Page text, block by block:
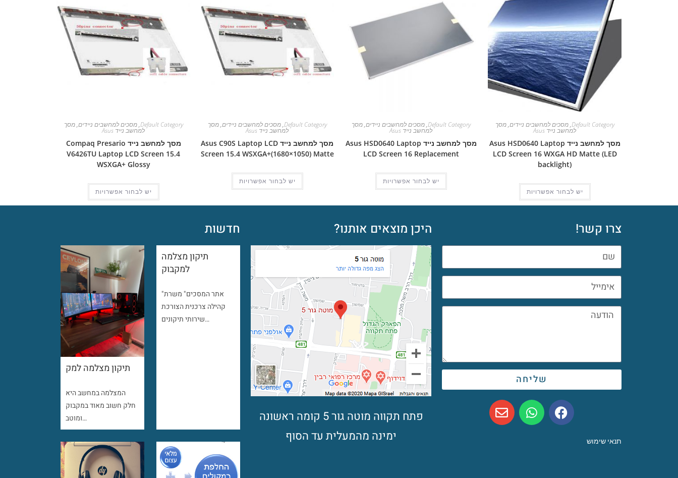
Default Category
,מסכים למחשבים ניידים,מסך
למחשב נייד Asus
מסך למחשב נייד Asus HSD0640 Laptop
LCD Screen 16 WXGA HD Matte (LED
backlight)
יש לבחור אפשרויות
Default Category
,מסכים למחשבים ניידים,מסך
למחשב נייד Asus
מסך למחשב נייד Asus HSD0640 Laptop
LCD Screen 16 Replacement
יש לבחור אפשרויות
Default Category
,מסכים למחשבים ניידים,מסך
למחשב נייד Asus
מסך למחשב נייד Asus C90S Laptop LCD
Screen 15.4 WSXGA+(1680×1050) Matte
יש לבחור אפשרויות
Default Category
,מסכים למחשבים ניידים,מסך
למחשב נייד Asus
מסך למחשב נייד Compaq Presario
V6426TU Laptop LCD Screen 15.4
WSXGA+ Glossy
יש לבחור אפשרויות
צרו קשר!
שליחה
תנאי שימוש
היכן מוצאים אותנו?
פתח תקווה מוטה גור 5 קומה ראשונה
ימינה מהמעלית עד הסוף
חדשות
תיקון מצלמה למק
המצלמה במחשב היא
חלק חשוב מאוד במקבוק
ומוטב…
תיקון מצלמה
למקבוק
"אתר המסכים" משרת
קהילה צרכנית הצורכת
שירותי תיקונים…